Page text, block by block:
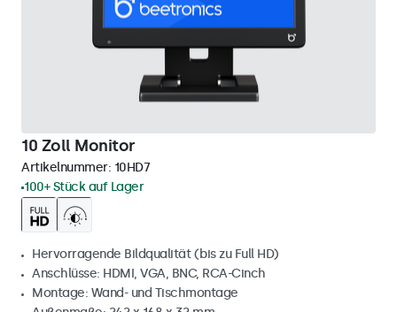
10 Zoll Monitor
Artikelnummer: 10HD7
100+ Stück auf Lager
Hervorragende Bildqualität (bis zu Full HD)
Anschlüsse: HDMI, VGA, BNC, RCA-Cinch
Montage: Wand- und Tischmontage